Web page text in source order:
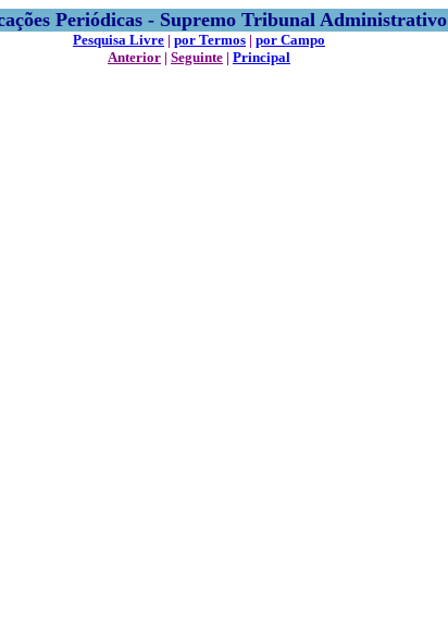
Periódicas - Supremo Tribunal Administrativo
Pesquisa Livre | por Termos | por Campo
Anterior | Seguinte | Principal